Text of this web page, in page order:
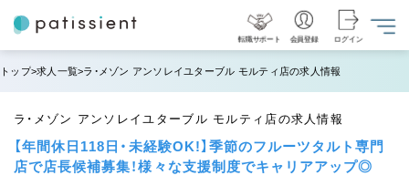
転職サポート 会員登録 ログイン
トップ 求人一覧 ラ・メゾン アンソレイユターブル モルティ店の求人情報
ラ・メゾン アンソレイユターブル モルティ店の求人情報
【年間休日118日・未経験OK!】季節のフルーツタルト専門
店で店長候補募集！様々な支援制度でキャリアアップ◎